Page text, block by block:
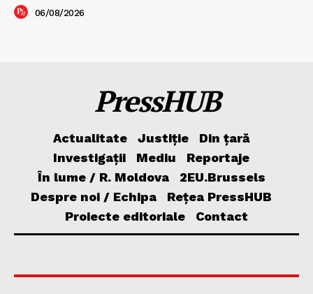
06/08/2026
PressHUB
Actualitate Justiție
Din țară
Investigații
Mediu
Reportaje
În lume / R. Moldova
2EU.Brussels
Despre noi / Echipa
Rețea PressHUB
Proiecte editoriale
Contact